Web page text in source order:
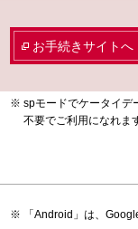
お手続きサイトへ
spモードでケータイデ
不要でご利用になれま
「Android」は、